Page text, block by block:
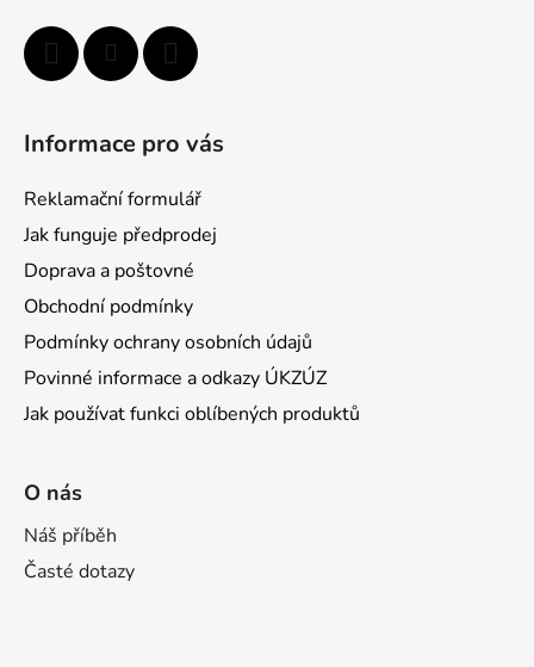
Informace pro vás
Reklamační formulář
Jak funguje předprodej
Doprava a poštovné
Obchodní podmínky
Podmínky ochrany osobních údajů
Povinné informace a odkazy ÚKZÚZ
Jak používat funkci oblíbených produktů
O nás
Náš příběh
Časté dotazy